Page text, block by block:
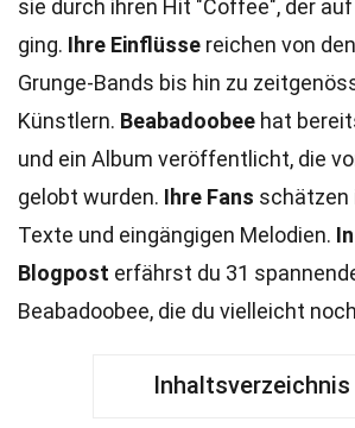
sie durch ihren Hit "Coffee", der auf
ging. Ihre Einflüsse reichen von
Grunge-Bands bis hin zu
Künstlern. Beabadoobee hat
und ein Album veröffentlicht, die
gelobt wurden. Ihre Fans schätzen
Texte und eingängigen Melodien.
Blogpost erfährst du 31
Beabadoobee, die du vielleicht
Inhaltsverzeichnis